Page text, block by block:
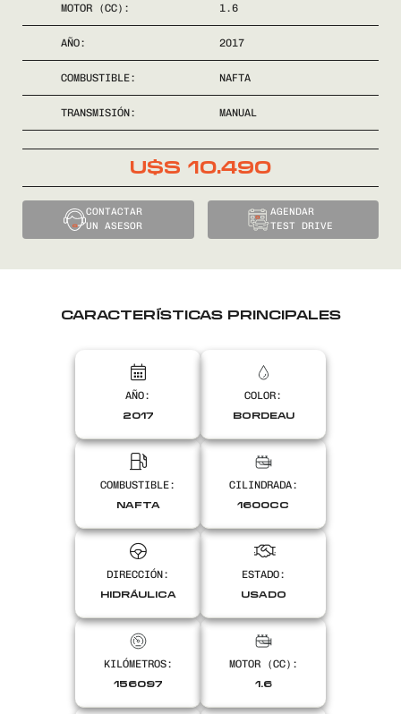
NOSOTROS
CONTACTO
08002525
Encontranos en
MOTOR (CC): 1.6
AÑO: 2017
COMBUSTIBLE: NAFTA
TRANSMISIÓN: MANUAL
U$S 10.490
CONTACTAR
UN ASESOR
AGENDAR
TEST DRIVE
CARACTERÍSTICAS PRINCIPALES
AÑO:
2017
COLOR:
BORDEAU
COMBUSTIBLE:
NAFTA
CILINDRADA:
1600CC
DIRECCIÓN:
HIDRÁULICA
ESTADO:
USADO
KILÓMETROS:
156097
MOTOR (CC):
1.6